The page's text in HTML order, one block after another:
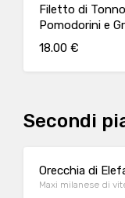
Filetto di
Pomodorini e
18.00 €
Secondi
Orecchia di
Maxi milanese di